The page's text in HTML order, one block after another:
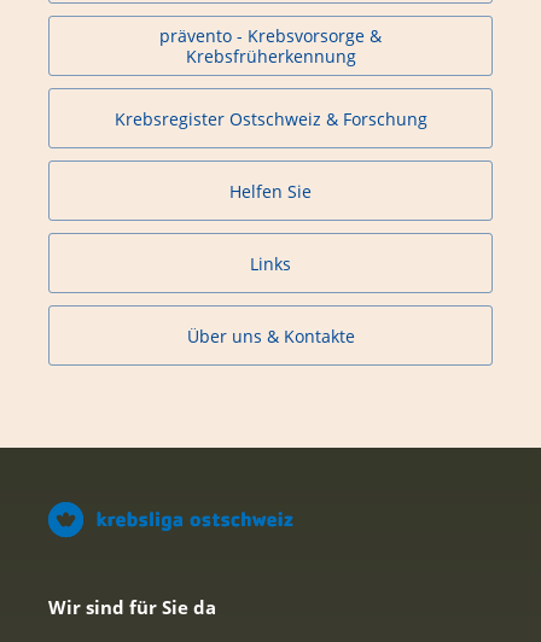
prävento - Krebsvorsorge &
Krebsfrüherkennung
Krebsregister Ostschweiz & Forschung
Helfen Sie
Links
Über uns & Kontakte
Wir sind für Sie da